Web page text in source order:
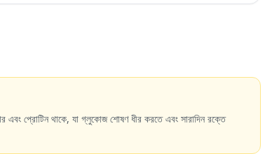
প্রোটিন থাকে, যা গ্লুকোজ শোষণ ধীর করতে এবং সারাদিন রক্তে